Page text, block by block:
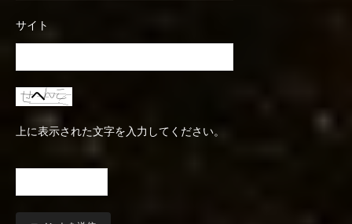
サイト
上に表示された文字を入力してください。